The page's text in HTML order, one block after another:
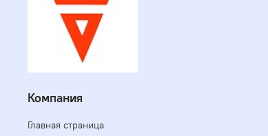
Компания
Главная страница